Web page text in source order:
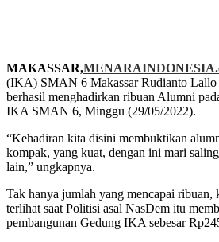
MAKASSAR,
(IKA) SMAN 6 Makassar Rudianto Lallo
berhasil menghadirkan ribuan Alumni
IKA SMAN 6, Minggu (29/05/2022).
“Kehadiran kita disini membuktikan
kompak, yang kuat, dengan ini mari
lain,” ungkapnya.
Tak hanya jumlah yang mencapai ribuan,
terlihat saat Politisi asal NasDem itu
pembangunan Gedung IKA sebesar